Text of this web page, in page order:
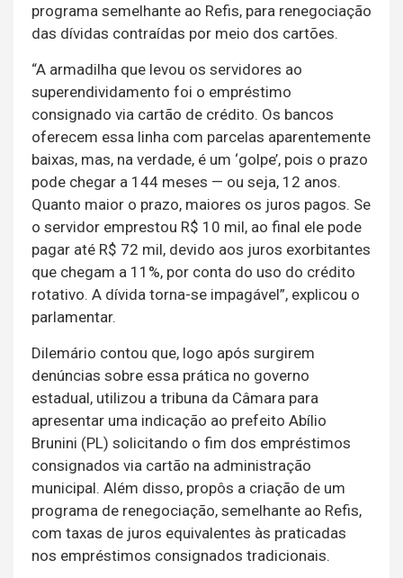
programa semelhante ao Refis, para renegociação
das dívidas contraídas por meio dos cartões.
“A armadilha que levou os servidores ao
superendividamento foi o empréstimo
consignado via cartão de crédito. Os bancos
oferecem essa linha com parcelas aparentemente
baixas, mas, na verdade, é um ‘golpe’, pois o prazo
pode chegar a 144 meses — ou seja, 12 anos.
Quanto maior o prazo, maiores os juros pagos. Se
o servidor emprestou R$ 10 mil, ao final ele pode
pagar até R$ 72 mil, devido aos juros exorbitantes
que chegam a 11%, por conta do uso do crédito
rotativo. A dívida torna-se impagável”, explicou o
parlamentar.
Dilemário contou que, logo após surgirem
denúncias sobre essa prática no governo
estadual, utilizou a tribuna da Câmara para
apresentar uma indicação ao prefeito Abílio
Brunini (PL) solicitando o fim dos empréstimos
consignados via cartão na administração
municipal. Além disso, propôs a criação de um
programa de renegociação, semelhante ao Refis,
com taxas de juros equivalentes às praticadas
nos empréstimos consignados tradicionais.